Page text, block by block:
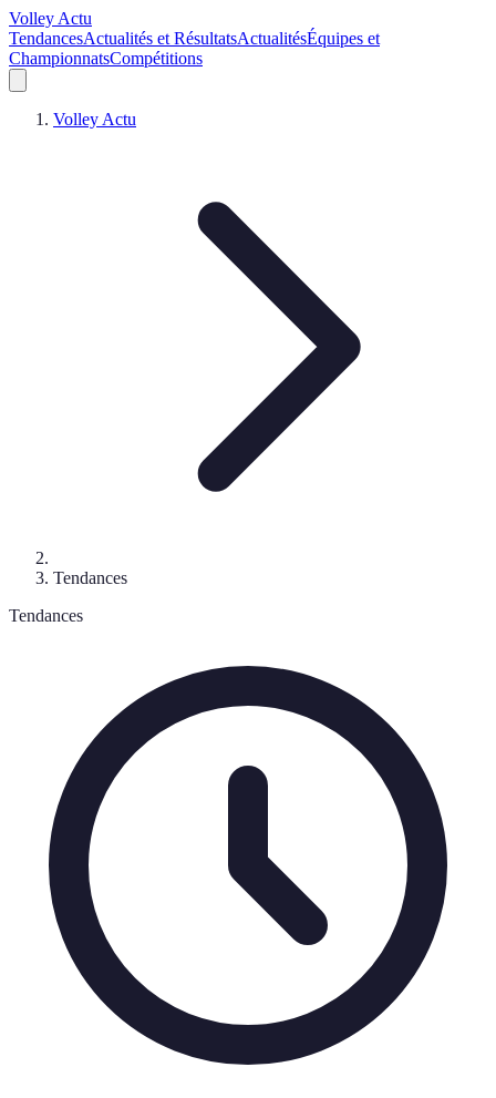
Volley Actu
TendancesActualités et RésultatsActualitésÉquipes et
ChampionnatsCompétitions
Volley Actu
Tendances
Tendances